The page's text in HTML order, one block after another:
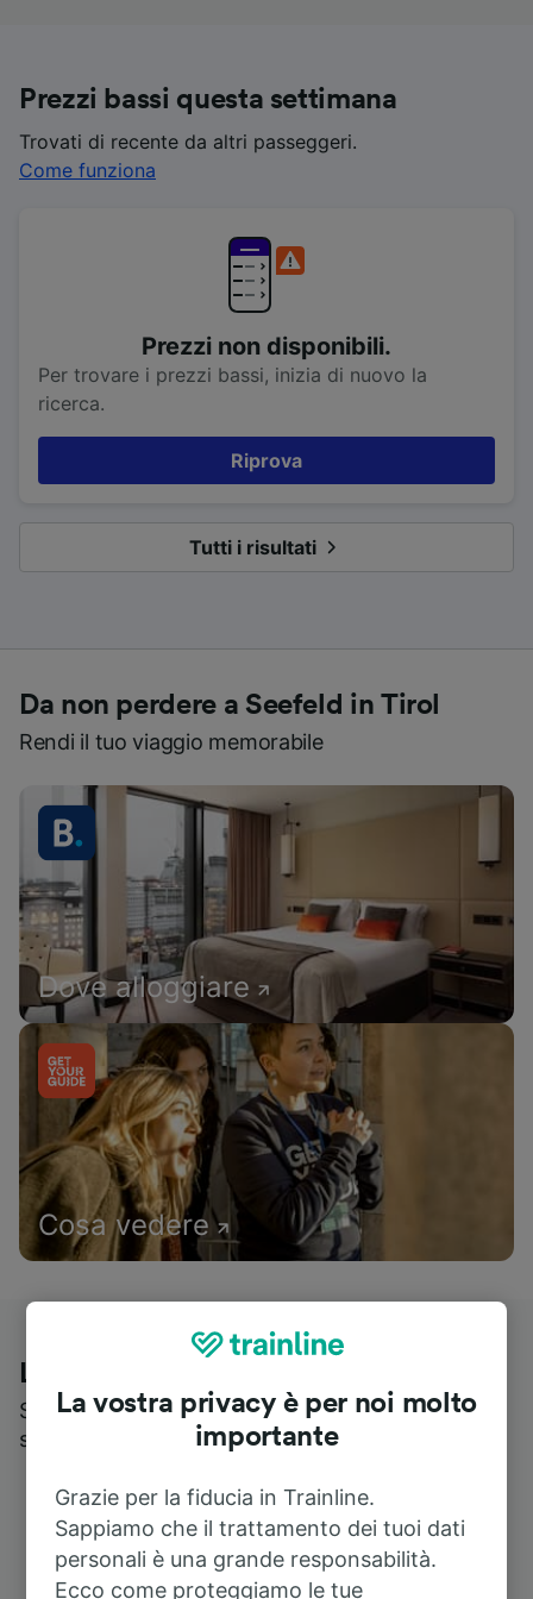
Prezzi bassi questa settimana
Trovati di recente da altri passeggeri.
Come funziona
Prezzi non disponibili.
Per trovare i prezzi bassi, inizia di nuovo la
ricerca.
Riprova
Tutti i risultati
Da non perdere a Seefeld in Tirol
Rendi il tuo viaggio memorabile
Dove alloggiare
Cosa vedere
Le recensioni dei nostri viaggiatori
Scopri cosa pensa realmente chi utilizza i nostri
servizi
La vostra privacy è per noi molto
importante
Grazie per la fiducia in Trainline.
Sappiamo che il trattamento dei tuoi dati
personali è una grande responsabilità.
Ecco come proteggiamo le tue